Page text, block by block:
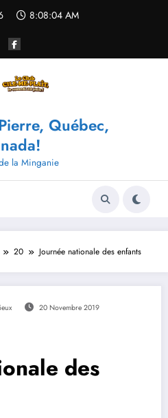
8:08:05 AM
Québec,
la Minganie
20 Journée nationale des enfants
20 Novembre 2019
des